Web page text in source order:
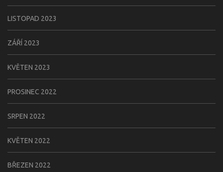
LISTOPAD 2023
ZÁŘÍ 2023
KVĚTEN 2023
PROSINEC 2022
SRPEN 2022
KVĚTEN 2022
BŘEZEN 2022